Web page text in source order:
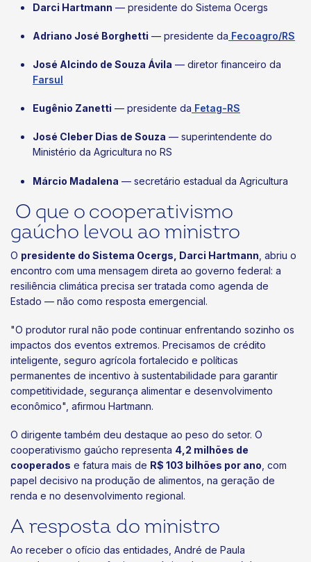
Darci Hartmann — presidente do Sistema Ocergs
Adriano José Borghetti — presidente da Fecoagro/RS
José Alcindo de Souza Ávila — diretor financeiro da
Farsul
Eugênio Zanetti — presidente da Fetag-RS
José Cleber Dias de Souza — superintendente do
Ministério da Agricultura no RS
Márcio Madalena — secretário estadual da Agricultura
O que o cooperativismo
gaúcho levou ao ministro
O presidente do Sistema Ocergs, Darci Hartmann , abriu o
encontro com uma mensagem direta ao governo federal: a
resiliência climática precisa ser tratada como agenda de
Estado — não como resposta emergencial.
"O produtor rural não pode continuar enfrentando sozinho os
impactos dos eventos extremos. Precisamos de crédito
inteligente, seguro agrícola fortalecido e políticas
permanentes de incentivo à sustentabilidade para garantir
competitividade, segurança alimentar e desenvolvimento
econômico", afirmou Hartmann.
O dirigente também deu destaque ao peso do setor. O
cooperativismo gaúcho representa 4,2 milhões de
cooperados e fatura mais de R$ 103 bilhões por ano , com
papel decisivo na produção de alimentos, na geração de
renda e no desenvolvimento regional.
A resposta do ministro
Ao receber o ofício das entidades, André de Paula